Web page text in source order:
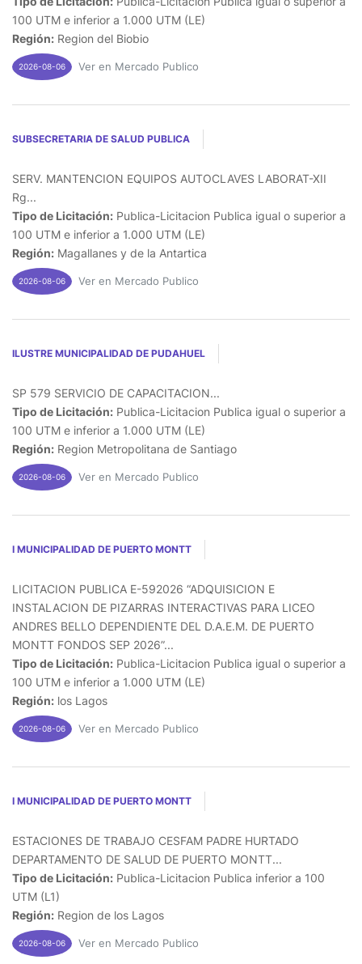
100 UTM e inferior a 1.000 UTM (LE)
Región: Region del Biobio
2026-08-06 Ver en Mercado Publico
SUBSECRETARIA DE SALUD PUBLICA
SERV. MANTENCION EQUIPOS AUTOCLAVES LABORAT-XII
Rg...
Tipo de Licitación: Publica-Licitacion Publica igual o superior a
100 UTM e inferior a 1.000 UTM (LE)
Región: Magallanes y de la Antartica
2026-08-06 Ver en Mercado Publico
ILUSTRE MUNICIPALIDAD DE PUDAHUEL
SP 579 SERVICIO DE CAPACITACION...
Tipo de Licitación: Publica-Licitacion Publica igual o superior a
100 UTM e inferior a 1.000 UTM (LE)
Región: Region Metropolitana de Santiago
2026-08-06 Ver en Mercado Publico
I MUNICIPALIDAD DE PUERTO MONTT
LICITACION PUBLICA E-592026 “ADQUISICION E
INSTALACION DE PIZARRAS INTERACTIVAS PARA LICEO
ANDRES BELLO DEPENDIENTE DEL D.A.E.M. DE PUERTO
MONTT FONDOS SEP 2026”...
Tipo de Licitación: Publica-Licitacion Publica igual o superior a
100 UTM e inferior a 1.000 UTM (LE)
Región: los Lagos
2026-08-06 Ver en Mercado Publico
I MUNICIPALIDAD DE PUERTO MONTT
ESTACIONES DE TRABAJO CESFAM PADRE HURTADO
DEPARTAMENTO DE SALUD DE PUERTO MONTT...
Tipo de Licitación: Publica-Licitacion Publica inferior a 100
UTM (L1)
Región: Region de los Lagos
2026-08-06 Ver en Mercado Publico